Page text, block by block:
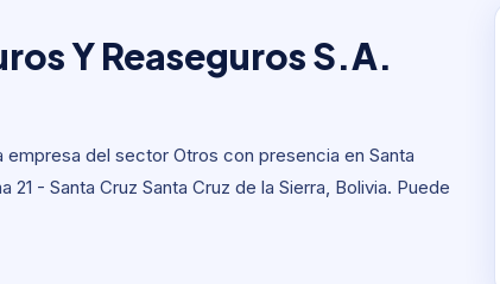
Y Reaseguros S.A.
Y Reaseguros S.A.
empresa del sector Otros con presencia en Santa
21 - Santa Cruz Santa Cruz de la Sierra, Bolivia. Puede